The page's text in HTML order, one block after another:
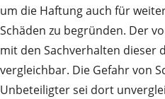
um die Haftung auch für
Schäden zu begründen. Der
mit den Sachverhalten dieser
vergleichbar. Die Gefahr von
Unbeteiligter sei dort